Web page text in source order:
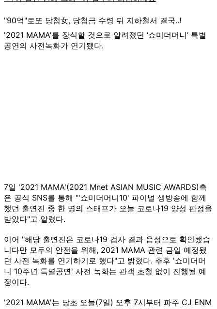
'2021 MAMA'를 장식할 것으로 알려졌던 ‘쇼미더머니’ 특별
공연의 사전녹화가 연기됐다.
7일 '2021 MAMA'(2021 Mnet ASIAN MUSIC AWARDS)측
은 공식 SNS를 통해 "'쇼미더머니10' 파이널 생방송에 함께
했던 출연진 중 한 명의 스태프가 오늘 코로나19 양성 판정을
받았다"고 알렸다.
이어 "해당 출연진은 코로나19 검사 결과 음성으로 확인됐습
니다만 모두의 안전을 위해, 2021 MAMA 관련 금일 예정됐
던 사전 녹화를 연기하기로 했다"고 밝혔다. 추후 '쇼미더머
니 10주년 특별공연' 사전 녹화는 관객 초청 없이 진행될 예
정이다.
'2021 MAMA'는 당초 오늘(7일) 오후 7시부터 파주 CJ ENM